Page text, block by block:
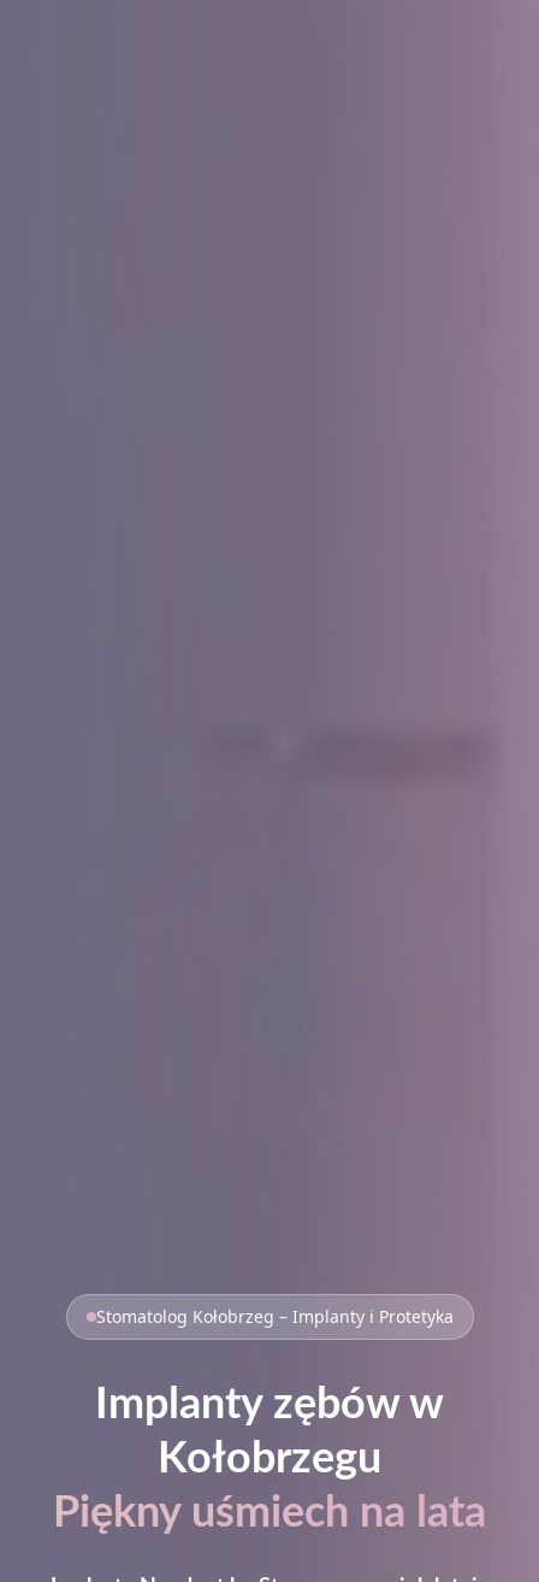
Stomatolog Kołobrzeg – Implanty i Protetyka
Implanty zębów w
Kołobrzegu
Piękny uśmiech na lata